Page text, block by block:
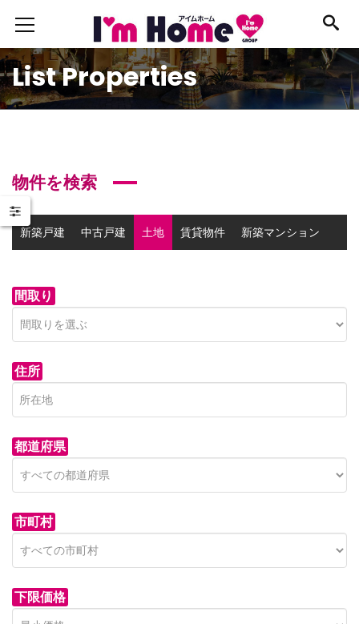
List Properties
物件を検索
新築戸建 中古戸建 土地 賃貸物件 新築マンション
間取り
住所
都道府県
市町村
下限価格